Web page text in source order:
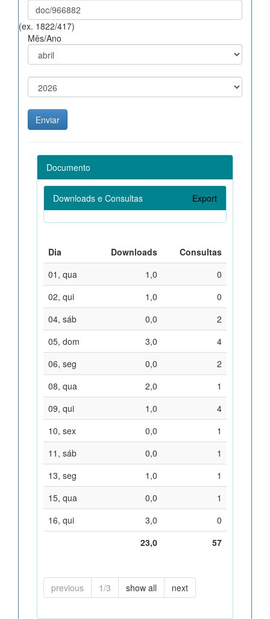
(ex. 1822/417)
Mês/Ano
Documento
Downloads e Consultas Export
Dia Downloads
Consultas
01, qua
1,0
0
02, qui
1,0
0
04, sáb
0,0
2
05, dom
3,0
4
06, seg
0,0
2
08, qua
2,0
1
09, qui
1,0
4
10, sex
0,0
1
11, sáb
0,0
1
13, seg
1,0
1
15, qua
0,0
1
16, qui
3,0
0
23,0
57
previous 1/3 show all next